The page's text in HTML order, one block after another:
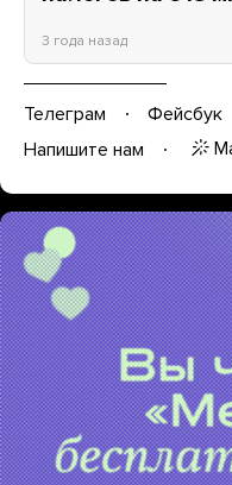
3 года назад
Телеграм Фейсбук
Напишите нам